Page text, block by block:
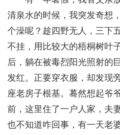
清泉水的时候，我突发奇想
个澡呢？趁四野无人，三下
不挂，用比较大的梧桐树叶
后，躺在被毒烈阳光照射的
发红。正要穿衣服，却发现
座老房子根基。蓦然想起爷
前，这里住了一户人家，夫
也不知道咋回事，有一天老